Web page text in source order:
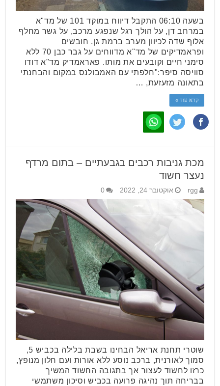
בשעה 06:10 התקבל דיווח במוקד 101 של מד"א
במרחב דן, על הולך רגל שנפגע מרכב, על גשר מחלף
אלוף שדה לכיוון מערב ברמת גן. חובשים
ופראמדיקים של מד"א מדווחים על גבר כבן 70 ללא
סימני חיים וקובעים את מותו. פאראמדיק מד"א דודו
סוויסה סיפר:"חלפתי עם האמבולנס במקום והבחנתי
בתאונה מזעזעת, …
קרא עוד »
מכת גניבות רכבים בגבעתיים – בתום מרדף
נעצר חשוד
rgg אוקטובר 24, 2022 0
שוטרי תחנת אריאל הבחינו בשבת בלילה בכביש 5,
סמוך לאורנית, ברכב נוסע ללא אורות ועם חלון מנופץ,
כרזו לחשוד לעצור אך בתגובה החשוד המשיך
בבריחה תוך נהיגה פרועה בכביש וסיכון משתמשי